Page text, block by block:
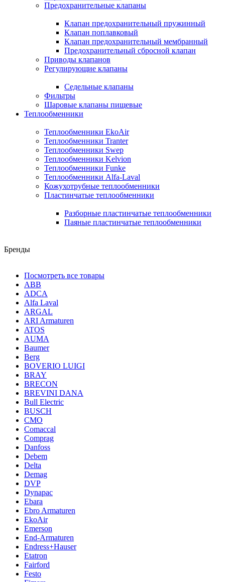
Предохранительные клапаны
Клапан предохранительный пружинный
Клапан поплавковый
Клапан предохранительный мембранный
Предохранительный сбросной клапан
Приводы клапанов
Регулирующие клапаны
Седельные клапаны
Фильтры
Шаровые клапаны пищевые
Теплообменники
Теплообменники EkoAir
Теплообменники Tranter
Теплообменники Swep
Теплообменники Kelvion
Теплообменники Funke
Теплообменники Alfa-Laval
Кожухотрубные теплообменники
Пластинчатые теплообменники
Разборные пластинчатые теплообменники
Паяные пластинчатые теплообменники
Бренды
Посмотреть все товары
ABB
ADCA
Alfa Laval
ARGAL
ARI Armaturen
ATOS
AUMA
Baumer
Berg
BOVERIO LUIGI
BRAY
BRECON
BREVINI DANA
Bull Electric
BUSCH
CMO
Comaccal
Comprag
Danfoss
Debem
Delta
Demag
DVP
Dynapac
Ebara
Ebro Armaturen
EkoAir
Emerson
End-Armaturen
Endress+Hauser
Etatron
Fairford
Festo